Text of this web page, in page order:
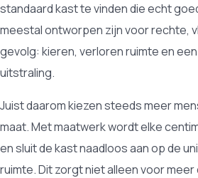
standaard kast te vinden die echt
meestal ontworpen zijn voor rechte,
gevolg: kieren, verloren ruimte en
uitstraling.
Juist daarom kiezen steeds meer
maat. Met maatwerk wordt elke
en sluit de kast naadloos aan op de
ruimte. Dit zorgt niet alleen voor